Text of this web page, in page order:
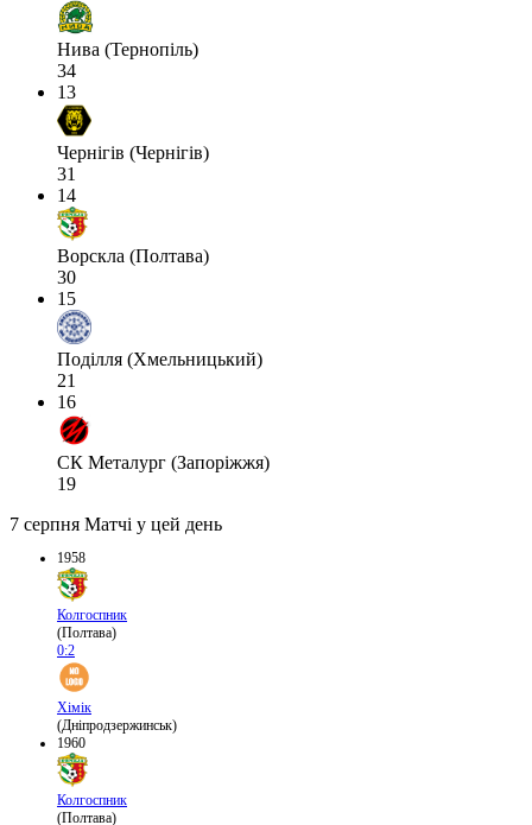
Нива (Тернопіль)
34
13
Чернігів (Чернігів)
31
14
Ворскла (Полтава)
30
15
Поділля (Хмельницький)
21
16
СК Металург (Запоріжжя)
19
7 серпня Матчі у цей день
1958
Колгоспник
(Полтава)
0:2
Хімік
(Дніпродзержинськ)
1960
Колгоспник
(Полтава)